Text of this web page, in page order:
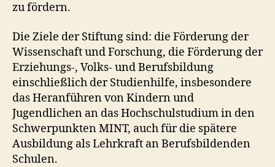
zu fördern.
Die Ziele der Stiftung sind: die Förderung der
Wissenschaft und Forschung, die Förderung der
Erziehungs-, Volks- und Berufsbildung
einschließlich der Studienhilfe, insbesondere
das Heranführen von Kindern und
Jugendlichen an das Hochschulstudium in den
Schwerpunkten MINT, auch für die spätere
Ausbildung als Lehrkraft an Berufsbildenden
Schulen.